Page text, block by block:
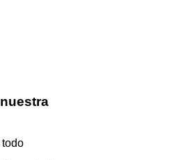
todo